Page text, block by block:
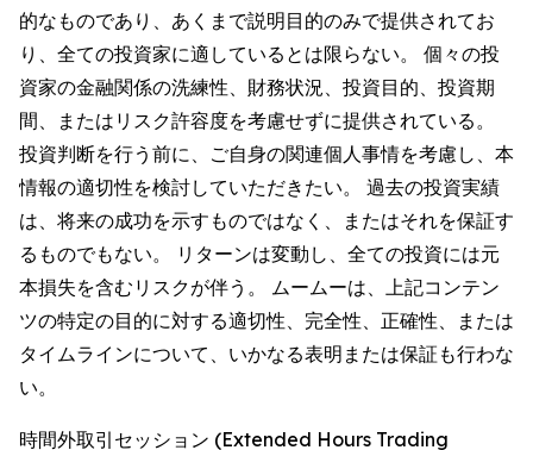
的なものであり、あくまで説明目的のみで提供されてお
り、全ての投資家に適しているとは限らない。 個々の投
資家の金融関係の洗練性、財務状況、投資目的、投資期
間、またはリスク許容度を考慮せずに提供されている。
投資判断を行う前に、ご自身の関連個人事情を考慮し、本
情報の適切性を検討していただきたい。 過去の投資実績
は、将来の成功を示すものではなく、またはそれを保証す
るものでもない。 リターンは変動し、全ての投資には元
本損失を含むリスクが伴う。 ムームーは、上記コンテン
ツの特定の目的に対する適切性、完全性、正確性、または
タイムラインについて、いかなる表明または保証も行わな
い。
時間外取引セッション (Extended Hours Trading